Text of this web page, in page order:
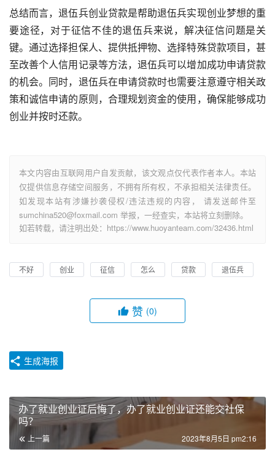
总结而言，退伍兵创业贷款是帮助退伍兵实现创业梦想的重
要途径，对于征信不佳的退伍兵来说，解决征信问题是关
键。通过选择担保人、提供抵押物、选择特殊贷款项目，甚
至改善个人信用记录等方法，退伍兵可以增加成功申请贷款
的机会。同时，退伍兵在申请贷款时也需要注意遵守相关政
策和诚信申请的原则，合理规划资金的使用，确保能够成功
创业并按时还款。
本文内容由互联网用户自发贡献，该文观点仅代表作者本人。本站
仅提供信息存储空间服务，不拥有所有权，不承担相关法律责任。
如发现本站有涉嫌抄袭侵权/违法违规的内容， 请发送邮件至
sumchina520@foxmail.com 举报，一经查实，本站将立刻删除。
如若转载，请注明出处：https://www.huoyanteam.com/32436.html
不好 创业 征信 怎么 贷款 退伍兵
赞 (0)
生成海报
办了就业创业证后悔了，办了就业创业证还能交社保
吗？
上一篇 2023年8月5日 pm2:16